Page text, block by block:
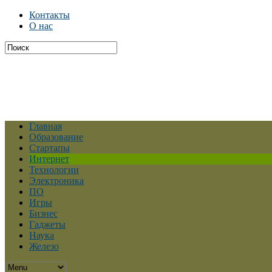
Контакты
О нас
Главная
Образование
Стартапы
Интернет
Технологии
Электроника
ПО
Игры
Бизнес
Гаджеты
Наука
Железо